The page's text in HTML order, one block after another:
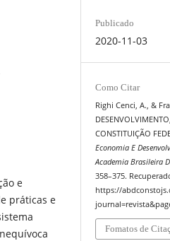
e
práticas e
Publicado
2020-11-03
Como Citar
Righi Cenci, A., &
CONSTITUIÇÃO
Economia E
Academia Brasileira
358–375.
https://
Fomatos de